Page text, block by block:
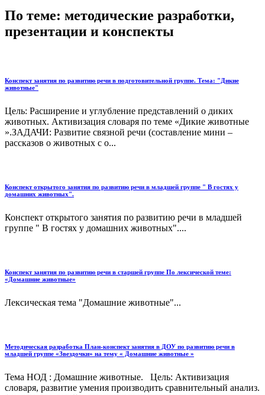
По теме: методические разработки,
презентации и конспекты
Конспект занятия по развитию речи в подготовительной группе. Тема: "Дикие
животные"
Цель: Расширение и углубление представлений о диких
животных. Активизация словаря по теме «Дикие животные
».ЗАДАЧИ: Развитие связной речи (составление мини –
рассказов о животных с о...
Конспект открытого занятия по развитию речи в младшей группе " В гостях у
домашних животных".
Конспект открытого занятия по развитию речи в младшей
группе " В гостях у домашних животных"....
Конспект занятия по развитию речи в старшей группе По лексической теме:
«Домашние животные»
Лексическая тема "Домашние животные"...
Методическая разработка План-конспект занятия в ДОУ по развитию речи в
младшей группе «Звездочки» на тему « Домашние животные »
Тема НОД : Домашние животные. Цель: Активизация
словаря, развитие умения производить сравнительный анализ.